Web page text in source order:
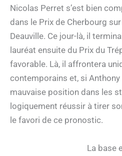
Nicolas Perret s’est bien
dans le Prix de Cherbourg
Deauville. Ce jour-là, il
lauréat ensuite du Prix du
favorable. Là, il affrontera
contemporains et, si
mauvaise position dans les
logiquement réussir à tirer
le favori de ce pronostic.
La base